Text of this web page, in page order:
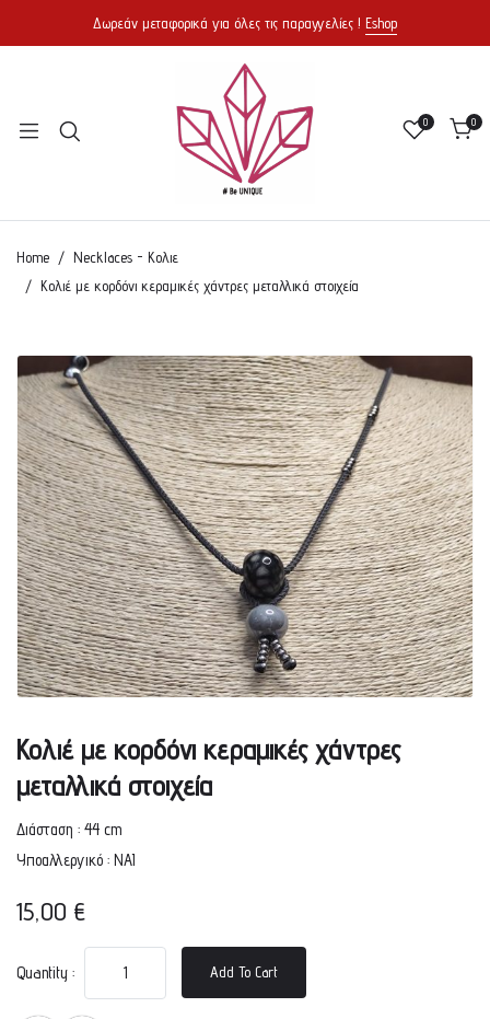
Δωρεάν μεταφορικά για όλες τις παραγγελίες ! Eshop
0 0
Home
Necklaces - Κολιε
Κολιέ με κορδόνι κεραμικές χάντρες μεταλλικά στοιχεία
Κολιέ με κορδόνι κεραμικές χάντρες
μεταλλικά στοιχεία
Διάσταση : 44 cm
Υποαλλεργικό : ΝΑΙ
15,00 €
Quantity : Add To Cart